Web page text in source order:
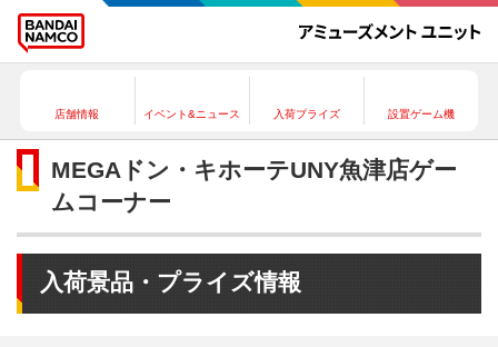
店舗情報 イベント&ニュース 入荷プライズ 設置ゲーム機
MEGAドン・キホーテUNY魚津店ゲー
ムコーナー
入荷景品・プライズ情報